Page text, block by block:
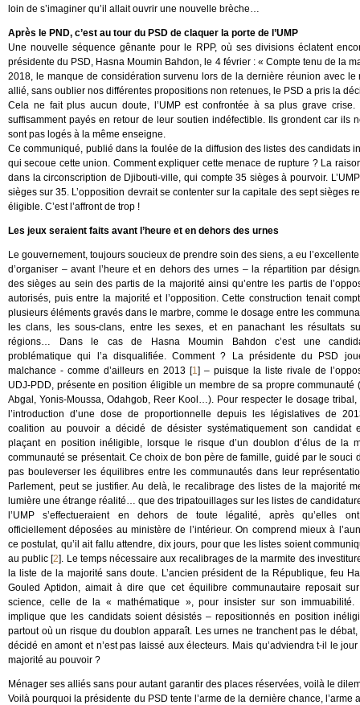
loin de s’imaginer qu’il allait ouvrir une nouvelle brèche…
Après le PND, c’est au tour du PSD de claquer la porte de l’UMP
Une nouvelle séquence gênante pour le RPP, où ses divisions éclatent
présidente du PSD, Hasna Moumin Bahdon, le 4 février : « Compte tenu de la
2018, le manque de considération survenu lors de la dernière réunion avec
allié, sans oublier nos différentes propositions non retenues, le PSD a pris la
Cela ne fait plus aucun doute, l’UMP est confrontée à sa plus grave
suffisamment payés en retour de leur soutien indéfectible. Ils grondent car ils
sont pas logés à la même enseigne.
Ce communiqué, publié dans la foulée de la diffusion des listes des candidats
qui secoue cette union. Comment expliquer cette menace de rupture ? La
dans la circonscription de Djibouti-ville, qui compte 35 sièges à pourvoir.
sièges sur 35. L’opposition devrait se contenter sur la capitale des sept sièges
éligible. C’est l’affront de trop !
Les jeux seraient faits avant l’heure et en dehors des urnes
Le gouvernement, toujours soucieux de prendre soin des siens, a eu
d’organiser – avant l’heure et en dehors des urnes – la répartition par
des sièges au sein des partis de la majorité ainsi qu’entre les partis de
autorisés, puis entre la majorité et l’opposition. Cette construction tenait
plusieurs éléments gravés dans le marbre, comme le dosage entre les
les clans, les sous-clans, entre les sexes, et en panachant les résultats
régions… Dans le cas de Hasna Moumin Bahdon c’est une
problématique qui l’a disqualifiée. Comment ? La présidente du PSD
malchance - comme d’ailleurs en 2013 [1] – puisque la liste rivale de
UDJ-PDD, présente en position éligible un membre de sa propre communauté
Abgal, Yonis-Moussa, Odahgob, Reer Kool…). Pour respecter le dosage tribal,
l’introduction d’une dose de proportionnelle depuis les législatives de
coalition au pouvoir a décidé de désister systématiquement son candidat
plaçant en position inéligible, lorsque le risque d’un doublon d’élus de la
communauté se présentait. Ce choix de bon père de famille, guidé par le souci
pas bouleverser les équilibres entre les communautés dans leur
Parlement, peut se justifier. Au delà, le recalibrage des listes de la majorité
lumière une étrange réalité… que des tripatouillages sur les listes de
l’UMP s’effectueraient en dehors de toute légalité, après qu’elles
officiellement déposées au ministère de l’intérieur. On comprend mieux à
ce postulat, qu’il ait fallu attendre, dix jours, pour que les listes soient
au public [2]. Le temps nécessaire aux recalibrages de la marmite des
la liste de la majorité sans doute. L’ancien président de la République, feu
Gouled Aptidon, aimait à dire que cet équilibre communautaire reposait
science, celle de la « mathématique », pour insister sur son immuabilité.
implique que les candidats soient désistés – repositionnés en position
partout où un risque du doublon apparaît. Les urnes ne tranchent pas le débat,
décidé en amont et n’est pas laissé aux électeurs. Mais qu’adviendra t-il le
majorité au pouvoir ?
Ménager ses alliés sans pour autant garantir des places réservées, voilà le
Voilà pourquoi la présidente du PSD tente l’arme de la dernière chance,